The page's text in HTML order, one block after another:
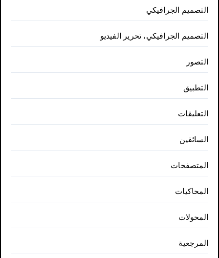
التصميم الجرافيكي
التصميم الجرافيكي، تحرير الفيديو
التصور
التطبيق
التعليقات
السائقين
المتصفحات
المحاكيات
المحولات
المرجعية